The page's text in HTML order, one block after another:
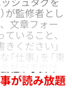
が監修者とし
文章フォー
いること、
ください」
仕事」を「東
が読み放題